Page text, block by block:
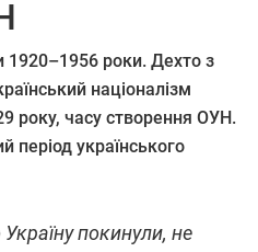
роки. Дехто з
націоналізм
року, часу створення ОУН.
період українського
покинули, не